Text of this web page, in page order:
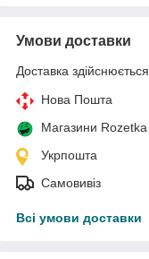
Умови доставки
Доставка
Нова Пошта
Магазини Rozetka
Укрпошта
Самовивіз
Всі умови доставки